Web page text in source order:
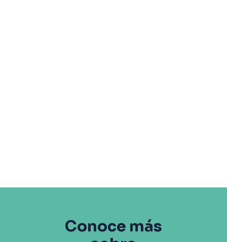
Conoce más